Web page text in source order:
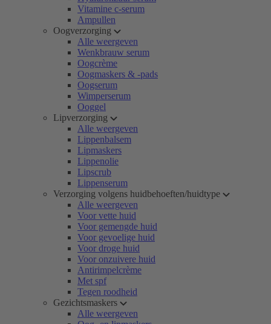
Vitamine c-serum
Ampullen
Oogverzorging
Alle weergeven
Wenkbrauw serum
Oogcrème
Oogmaskers & -pads
Oogserum
Wimperserum
Ooggel
Lipverzorging
Alle weergeven
Lippenbalsem
Lipmaskers
Lippenolie
Lipscrub
Lippenserum
Verzorging volgens huidbehoeften/huidtype
Alle weergeven
Voor vette huid
Voor gemengde huid
Voor gevoelige huid
Voor droge huid
Voor onzuivere huid
Antirimpelcrème
Met spf
Tegen roodheid
Gezichtsmaskers
Alle weergeven